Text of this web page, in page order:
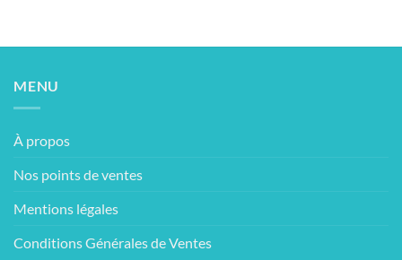
MENU
À propos
Nos points de ventes
Mentions légales
Conditions Générales de Ventes